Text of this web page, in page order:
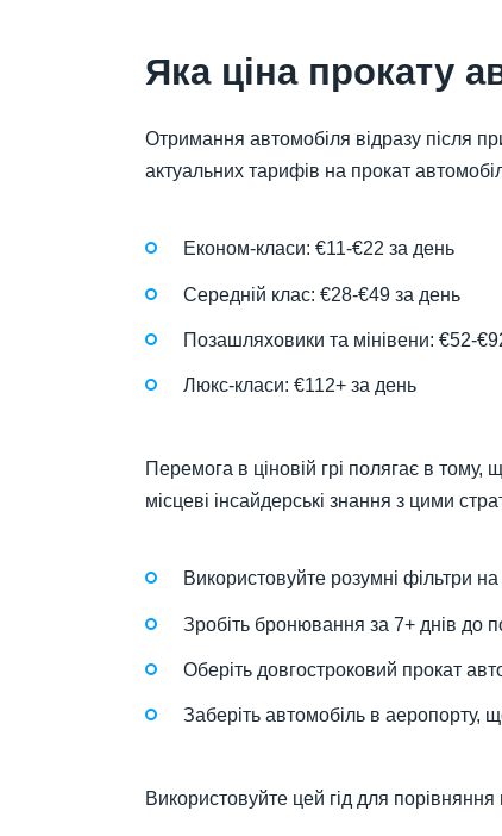
Яка ціна прокату
Отримання автомобіля відразу після
актуальних тарифів на прокат
Економ-класи: €11-€22 за день
Середній клас: €28-€49 за день
Позашляховики та мінівени: €52-
Люкс-класи: €112+ за день
Перемога в ціновій грі полягає в тому,
місцеві інсайдерські знання з цими
Використовуйте розумні фільтри
Зробіть бронювання за 7+ днів до
Оберіть довгостроковий прокат
Заберіть автомобіль в аеропорту,
Використовуйте цей гід для порівняння